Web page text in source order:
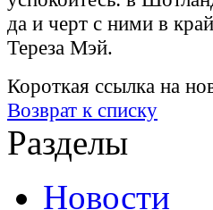
да и черт с ними в
Тереза Мэй.
Короткая ссылка на
Возврат к списку
Разделы
Новости